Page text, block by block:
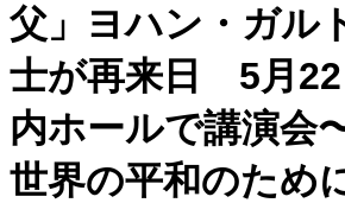
父」ヨハン・ガル
士が再来日 5月22
内ホールで講演会
世界の平和のため